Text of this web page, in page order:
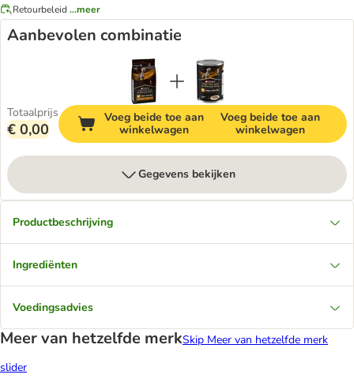
Retourbeleid ...meer
Aanbevolen combinatie
Totaalprijs
€ 0,00
Voeg beide toe aan
winkelwagen
Voeg beide toe aan
winkelwagen
Gegevens bekijken
Productbeschrijving
Ingrediënten
Voedingsadvies
Meer van hetzelfde merkSkip Meer van hetzelfde merk
slider